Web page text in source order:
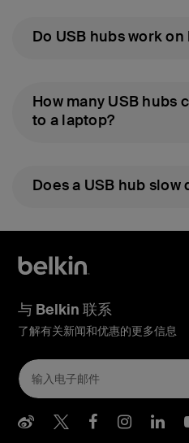
Do USB hubs work
How many USB hubs
to a laptop?
Does a USB hub slow
与 Belkin 联系
了解有关新闻和优惠的更多信息
Belkin Weibo
Belkin
Belkin